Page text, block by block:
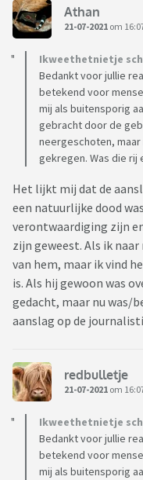
de rij bij Carré zou gaan
Athan
21-07-2021 om
Ikweethetnietje
Bedankt voor jullie
betekend voor
mij als buitensporig
gebracht door de
neergeschoten, maar
gekregen. Was die rij
Het lijkt mij dat de
een natuurlijke dood
verontwaardiging zijn
zijn geweest. Als ik
van hem, maar ik vind
is. Als hij gewoon was
gedacht, maar nu was/
aanslag op de
redbulletje
21-07-2021 om
Ikweethetnietje
Bedankt voor jullie
betekend voor
mij als buitensporig